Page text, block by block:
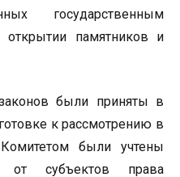
государственным
памятников и
были приняты в
к рассмотрению в
были учтены
от субъектов права